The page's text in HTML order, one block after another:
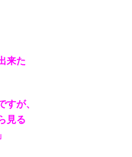
来た
すが、
見る